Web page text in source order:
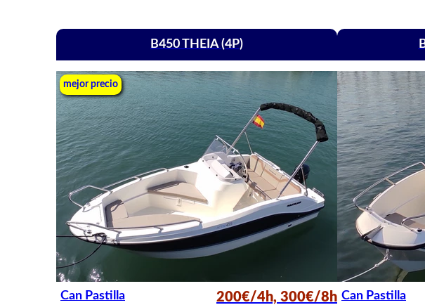
B450 THEIA (4P)
mejor precio
Can Pastilla 200€/4h, 300€/8h Can Pastilla